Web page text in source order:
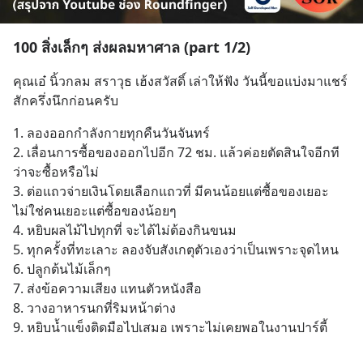
100 สิ่งเล็กๆ ส่งผลมหาศาล (part 1/2)
คุณเอ๋ นิ้วกลม สราวุธ เฮ้งสวัสดิ์ เล่าให้ฟัง วันนี้ขอแบ่งมาแชร์
สักครึ่งนึกก่อนครับ
1. ลองออกกำลังกายทุกคืนวันจันทร์
2. เลื่อนการซื้อของออกไปอีก 72 ชม. แล้วค่อยตัดสินใจอีกที
ว่าจะซื้อหรือไม่
3. ต่อแถวจ่ายเงินโดยเลือกแถวที่ มีคนน้อยแต่ซื้อของเยอะ
ไม่ใช่คนเยอะแต่ซื้อของน้อยๆ
4. หยิบผลไม้ไปทุกที่ จะได้ไม่ต้องกินขนม
5. ทุกครั้งที่ทะเลาะ ลองจับสังเกตุตัวเองว่าเป็นเพราะจุดไหน
6. ปลูกต้นไม้เล็กๆ
7. ส่งข้อความเสียง แทนตัวหนังสือ
8. วางอาหารนกที่ริมหน้าต่าง
9. หยิบน้ำแข็งติดมือไปเสมอ เพราะไม่เคยพอในงานปาร์ตี้